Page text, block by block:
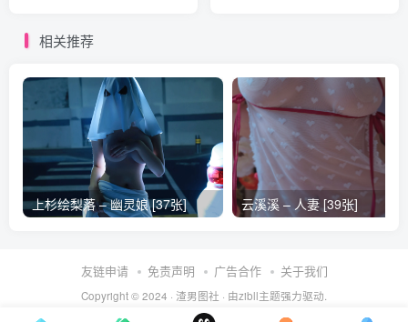
相关推荐
上杉绘梨落 – 幽灵娘 [37张] 云溪溪 – 人妻 [39张]
友链申请 免责声明 广告合作 关于我们
Copyright © 2024 · 渣男图社 · 由zibll主题强力驱动.